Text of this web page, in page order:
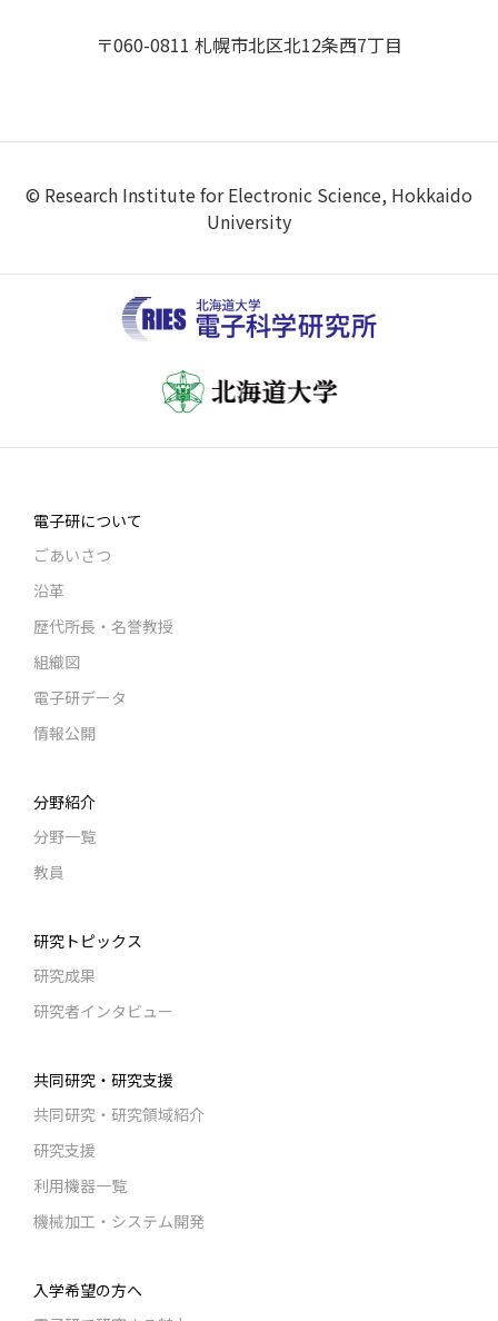
〒060-0811 札幌市北区北12条西7丁目
© Research Institute for Electronic Science, Hokkaido
University
電子研について
ごあいさつ
沿革
歴代所長・名誉教授
組織図
電子研データ
情報公開
分野紹介
分野一覧
教員
研究トピックス
研究成果
研究者インタビュー
共同研究・研究支援
共同研究・研究領域紹介
研究支援
利用機器一覧
機械加工・システム開発
入学希望の方へ